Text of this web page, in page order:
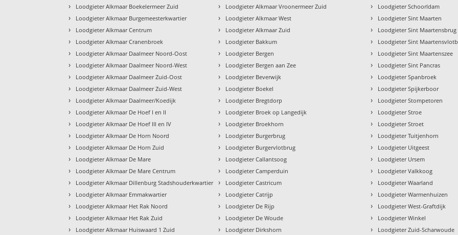
› Loodgieter Alkmaar Boekelermeer Zuid
› Loodgieter Alkmaar Burgemeesterkwartier
› Loodgieter Alkmaar Centrum
› Loodgieter Alkmaar Cranenbroek
› Loodgieter Alkmaar Daalmeer Noord-Oost
› Loodgieter Alkmaar Daalmeer Noord-West
› Loodgieter Alkmaar Daalmeer Zuid-Oost
› Loodgieter Alkmaar Daalmeer Zuid-West
› Loodgieter Alkmaar Daalmeer/Koedijk
› Loodgieter Alkmaar De Hoef I en II
› Loodgieter Alkmaar De Hoef III en IV
› Loodgieter Alkmaar De Horn Noord
› Loodgieter Alkmaar De Horn Zuid
› Loodgieter Alkmaar De Mare
› Loodgieter Alkmaar De Mare Centrum
› Loodgieter Alkmaar Dillenburg Stadshouderkwartier
› Loodgieter Alkmaar Emmakwartier
› Loodgieter Alkmaar Het Rak Noord
› Loodgieter Alkmaar Het Rak Zuid
› Loodgieter Alkmaar Huiswaard 1 Zuid
› Loodgieter Alkmaar Vroonermeer Zuid
› Loodgieter Alkmaar West
› Loodgieter Alkmaar Zuid
› Loodgieter Bakkum
› Loodgieter Bergen
› Loodgieter Bergen aan Zee
› Loodgieter Beverwijk
› Loodgieter Boekel
› Loodgieter Bregtdorp
› Loodgieter Broek op Langedijk
› Loodgieter Broekhorn
› Loodgieter Burgerbrug
› Loodgieter Burgervlotbrug
› Loodgieter Callantsoog
› Loodgieter Camperduin
› Loodgieter Castricum
› Loodgieter Catrijp
› Loodgieter De Rijp
› Loodgieter De Woude
› Loodgieter Dirkshorn
› Loodgieter Schoorldam
› Loodgieter Sint Maarten
› Loodgieter Sint Maartensbrug
› Loodgieter Sint
› Loodgieter Sint Maartenszee
› Loodgieter Sint Pancras
› Loodgieter Spanbroek
› Loodgieter Spijkerboor
› Loodgieter Stompetoren
› Loodgieter Stroe
› Loodgieter Stroet
› Loodgieter Tuitjenhorn
› Loodgieter Uitgeest
› Loodgieter Ursem
› Loodgieter Valkkoog
› Loodgieter Waarland
› Loodgieter Warmenhuizen
› Loodgieter West-Graftdijk
› Loodgieter Winkel
› Loodgieter Zuid-Scharwoude